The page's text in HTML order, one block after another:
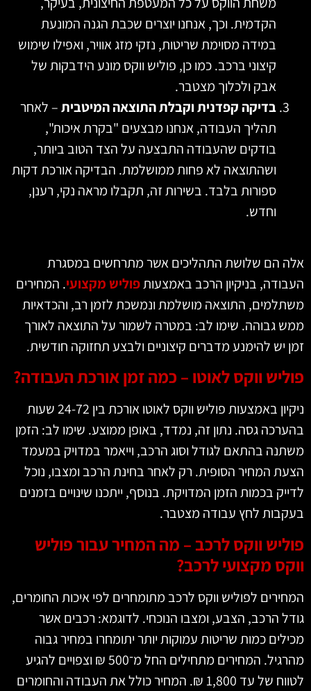
הקדמית. וכך, אנחנו יוצרים שכבת הגנה המונעת
במידה מסוימת שריטות, נזקי מזג אוויר, ואפילו שימוש
קיצוני ברכב. כמו כן, פוליש ווקס מונע הידבקות של
אבק ולכלוך מצטבר.
בדיקה קפדנית וקבלת התוצאה המיטבית– לאחר
תהליך העבודה, אנחנו מבצעים "בקרת איכות",
בודקים שהעבודה התבצעה על הצד הטוב ביותר,
ושהתוצאה לא פחות ממושלמת. הבדיקה אורכת דקות
ספורות בלבד. בשירות זה, תקבלו מראה נקי, רענן,
וחדש.
הם שלושת התהליכים אשר מתרחשים במסגרת
בניקיון הרכב באמצעותפוליש מקצועי. המחירים
התוצאה מושלמת ונמשכת לזמן רב, והכדאיות
גבוהה. שימו לב: במטרה לשמור על התוצאה לאורך
יש להימנע מדברים קיצוניים ולבצע תחזוקה חודשית.
ווקס לאוטו – כמה זמן אורכת העבודה?
ניקיון באמצעות פוליש ווקס לאוטו אורכת בין 24-72 שעות
גסה. נתון זה, נמדד, באופן ממוצע. שימו לב: הזמן
בהתאם לגודל וסוג הרכב, וייאמר במדויק במעמד
המחיר הסופית. רק לאחר בחינת הרכב ומצבו, נוכל
בכמות הזמן המדויקת. בנוסף, ייתכנו שינויים בזמנים
לחץ עבודה מצטבר.
ווקס לרכב – מה המחיר עבור פוליש
מקצועי לרכב?
לפוליש ווקס לרכב מתומחרים לפי איכות החומרים,
הרכב, הצבע, ומצבו הנוכחי. לדוגמא: רכבים אשר
כמות שריטות עמוקות יותר יתומחרו במחיר גבוה
מהרגיל. המחירים מתחילים החל מ־500 ₪ וצפויים להגיע
לטווח של עד 1,800 ₪. המחיר כולל את העבודה והחומרים